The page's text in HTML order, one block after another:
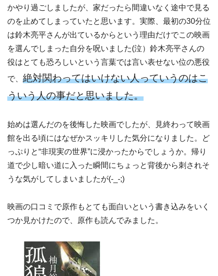
かやり過ごしましたが、家だったら間違いなく途中で見る
のを止めてしまっていたと思います。実際、最初の30分位
は鈴木亮平さんが出ているからという理由だけでこの映画
を選んでしまった自分を呪いました(泣）鈴木亮平さんの
役はとても恐ろしいという言葉では言い表せない位の悪役
で、 絶対関わってはいけない人っていうのはこ
ういう人の事だと思いました。
始めは選んだのを後悔した映画でしたが、見終わって映画
館を出る頃にはなぜかスッキリした気分になりました。ど
っぷりと“非現実の世界”に浸かったからでしょうか。帰り
道で少し暗い道に入った瞬間にちょっと背後から刺されそ
うな気がしてしまいましたが(-_-;)
映画の口コミで原作もとても面白いという書き込みをいく
つか見かけたので、原作も読んでみました。